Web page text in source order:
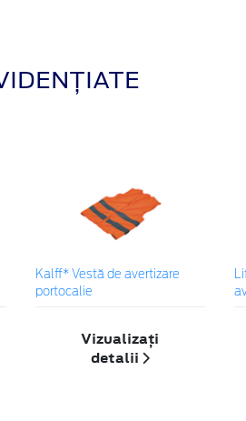
Kalff* Vestă de avertizare
portocalie
Vizualizați
detalii